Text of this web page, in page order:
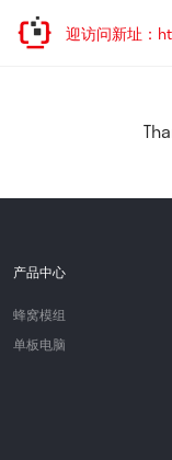
移，欢迎访问新址：
产品中心
蜂窝模组
单板电脑